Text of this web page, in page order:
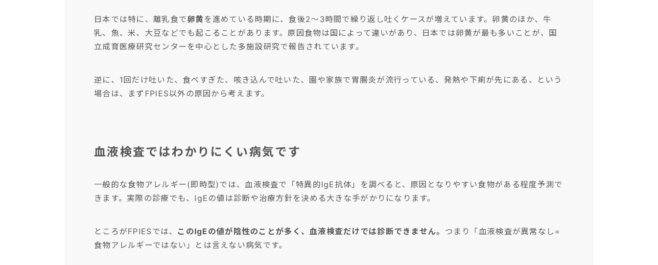
日本では特に、離乳食で卵黄 を進めている時期に、食後2〜3時間で繰り返し吐くケースが増えています。卵黄のほか、牛
乳、魚、米、大豆などでも起こることがあります。原因食物は国によって違いがあり、日本では卵黄が最も多いことが、国
立成育医療研究センターを中心とした多施設研究で報告されています。
逆に、1回だけ吐いた、食べすぎた、咳き込んで吐いた、園や家族で胃腸炎が流行っている、発熱や下痢が先にある、という
場合は、まずFPIES以外の原因から考えます。
血液検査ではわかりにくい病気です
一般的な食物アレルギー(即時型)では、血液検査で「特異的IgE抗体」を調べると、原因となりやすい食物がある程度予測で
きます。実際の診療でも、IgEの値は診断や治療方針を決める大きな手がかりになります。
ところがFPIESでは、 このIgEの値が陰性のことが多く、血液検査だけでは診断できません。 つまり「血液検査が異常なし=
食物アレルギーではない」とは言えない病気です。